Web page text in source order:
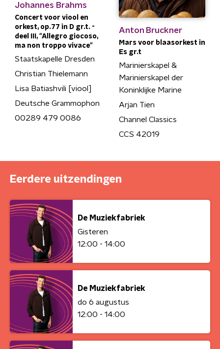
Johannes Brahms
Concert voor viool en
orkest, op.77 in D gr.t. -
deel III, "Allegro giocoso,
ma non troppo vivace"
Staatskapelle Dresden
Christian Thielemann
Lisa Batiashvili [viool]
Deutsche Grammophon
00289 479 0086
Anton Bruckner
Mars voor blaasorkest in
Es gr.t
Marinierskapel &
Marinierskapel der
Koninklijke Marine
Arjan Tien
Channel Classics
CCS 42019
Eerdere uitzendingen
De Muziekfabriek
Gisteren
12:00 - 14:00
De Muziekfabriek
do 6 augustus
12:00 - 14:00